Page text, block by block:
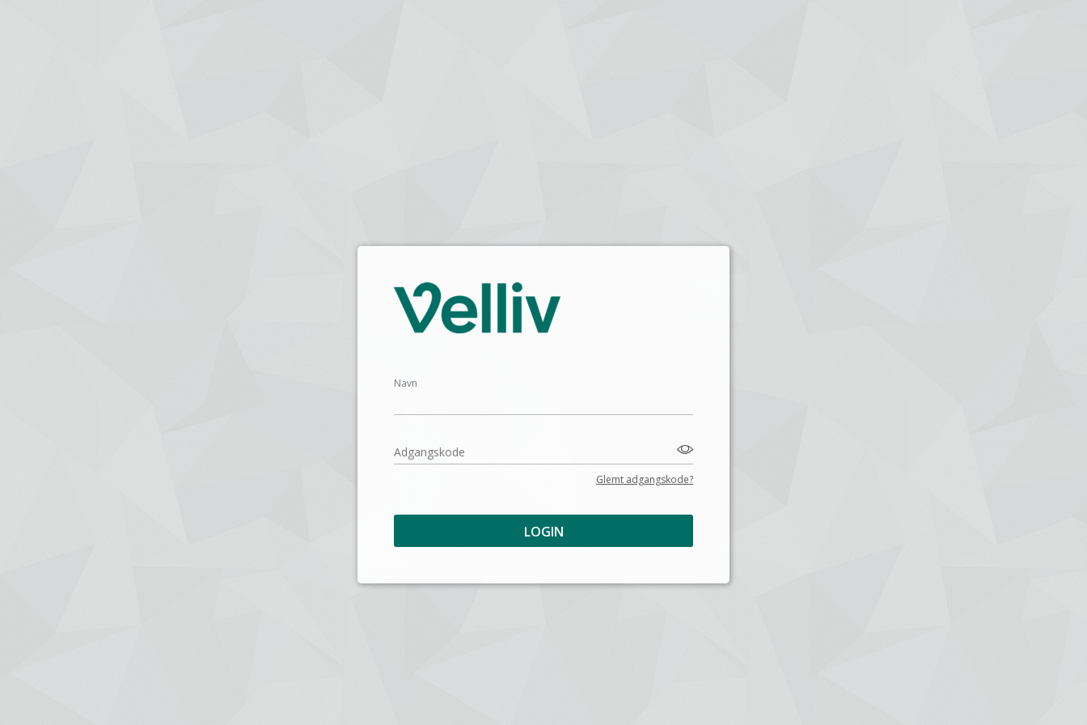
Navn
Adgangskode
Glemt adgangskode?